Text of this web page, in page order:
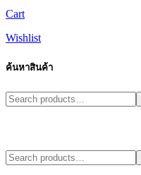
Cart
Wishlist
ค้นหาสินค้า
Search
for:>
Search
for:>